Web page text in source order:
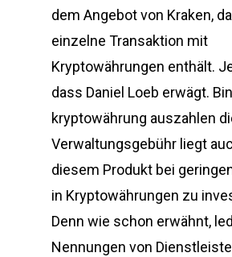
dem Angebot von Kraken,
einzelne Transaktion mit
Kryptowährungen enthält.
dass Daniel Loeb erwägt.
kryptowährung auszahlen
Verwaltungsgebühr liegt
diesem Produkt bei
in Kryptowährungen zu
Denn wie schon erwähnt,
Nennungen von